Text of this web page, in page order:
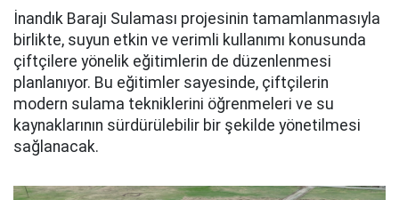
İnandık Barajı Sulaması projesinin tamamlanmasıyla
birlikte, suyun etkin ve verimli kullanımı konusunda
çiftçilere yönelik eğitimlerin de düzenlenmesi
planlanıyor. Bu eğitimler sayesinde, çiftçilerin
modern sulama tekniklerini öğrenmeleri ve su
kaynaklarının sürdürülebilir bir şekilde yönetilmesi
sağlanacak.